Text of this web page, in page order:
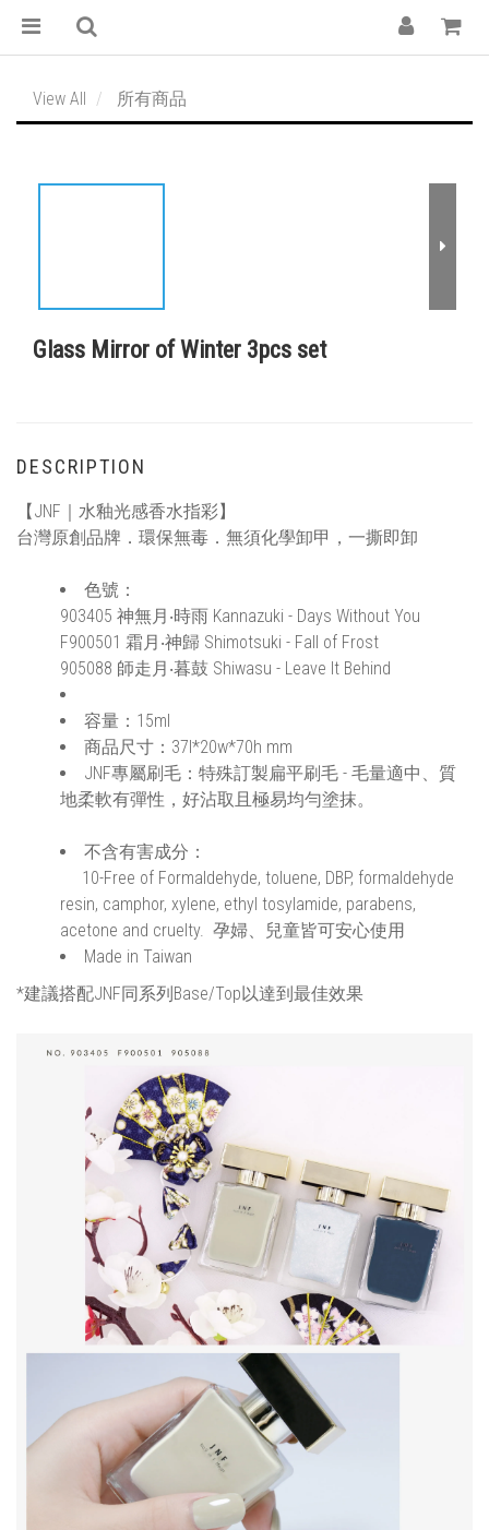
View All 所有商品
Glass Mirror of Winter 3pcs set
DESCRIPTION
【JNF｜水釉光感香水指彩】
台灣原創品牌．環保無毒．無須化學卸甲，一撕即卸
色號：
903405 神無月‧時雨 Kannazuki - Days Without You
F900501 霜月‧神歸 Shimotsuki - Fall of Frost
905088 師走月‧暮鼓 Shiwasu - Leave It Behind
容量：15ml
商品尺寸：37l*20w*70h mm
JNF專屬刷毛：特殊訂製扁平刷毛 - 毛量適中、質
地柔軟有彈性，好沾取且極易均勻塗抹。
不含有害成分：
10-Free of Formaldehyde, toluene, DBP, formaldehyde
resin, camphor, xylene, ethyl tosylamide, parabens,
acetone and cruelty. 孕婦、兒童皆可安心使用
Made in Taiwan
*建議搭配JNF同系列Base/Top以達到最佳效果